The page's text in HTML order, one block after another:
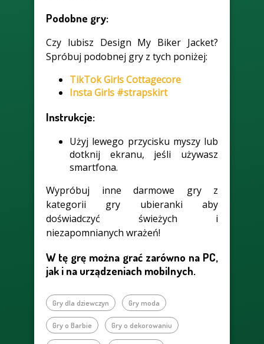
Podobne gry:
Czy lubisz Design My Biker Jacket?
Spróbuj podobnej gry z tych poniżej:
TikTok Girls Cottagecore
Insta Girls #strapskirt
Instrukcje:
Użyj lewego przycisku myszy lub
dotknij ekranu, jeśli używasz
smartfona.
Wypróbuj inne darmowe gry z
kategorii gry ubieranki aby
doświadczyć świeżych i
niezapomnianych wrażeń!
W tę grę można grać zarówno na PC,
jak i na urządzeniach mobilnych.
Gry dla dziewczyn Gry moda
Gry o Barbie Gry o dekorowaniu